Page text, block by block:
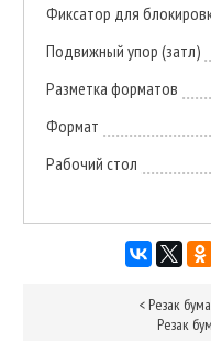
Фиксатор для
Подвижный упор (затл)
Разметка форматов
Формат
Рабочий стол
< Резак
Резак